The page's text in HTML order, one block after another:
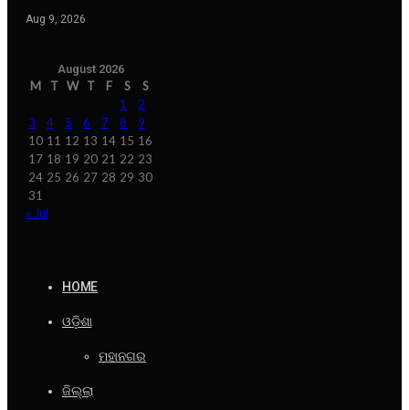
Aug 9, 2026
August 2026
M T W T F S
S
1
2
3
4 5 6 7 8
9
10 11 12 13 14 15 16
17 18 19 20 21 22 23
24 25 26 27 28 29 30
31
« Jul
HOME
ଓଡ଼ିଶା
ମହାନଗର
ଜିଲ୍ଲା